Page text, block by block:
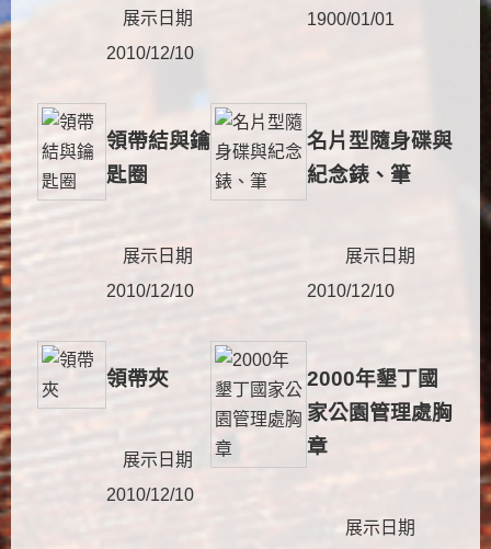
展示日期
2010/12/10
1900/01/01
領帶結與鑰
匙圈
展示日期
2010/12/10
名片型隨身碟與
紀念錶、筆
展示日期
2010/12/10
領帶夾
展示日期
2010/12/10
2000年墾丁國
家公園管理處胸
章
展示日期